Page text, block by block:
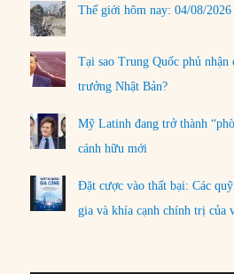
Thế giới hôm nay: 04/08/2026
Tại sao Trung Quốc phủ nhận
trưởng Nhật Bản?
Mỹ Latinh đang trở thành
cánh hữu mới
Đặt cược vào thất bại: Các
gia và khía cạnh chính trị của